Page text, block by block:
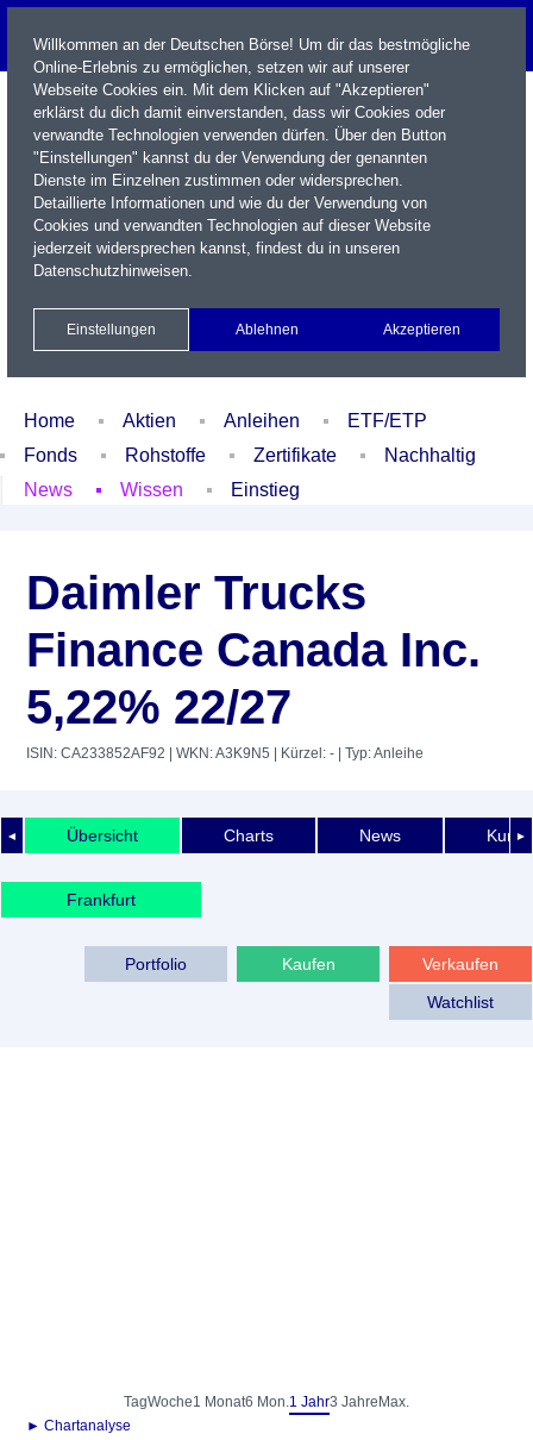
Name / WKN / ISIN / Kürzel
Xetra Realtime
Watchlist Portfolio Login
Home Aktien Anleihen
ETF/ETP
Fonds
Rohstoffe Zertifikate
Nachhaltig
News
Wissen Einstieg
Daimler Trucks
Finance Canada Inc.
5,22% 22/27
ISIN: CA233852AF92 | WKN: A3K9N5 | Kürzel: - | Typ: Anleihe
◄ ►
Übersicht Charts News
Frankfurt
Verkaufen
Kaufen
Portfolio
Watchlist
TagWoche1 Monat6 Mon.1 Jahr3 Jahre Max.
► Chartanalyse
Willkommen an der Deutschen Börse! Um dir das bestmögliche
Online-Erlebnis zu ermöglichen, setzen wir auf unserer
Webseite Cookies ein. Mit dem Klicken auf "Akzeptieren"
erklärst du dich damit einverstanden, dass wir Cookies oder
verwandte Technologien verwenden dürfen. Über den Button
"Einstellungen" kannst du der Verwendung der genannten
Dienste im Einzelnen zustimmen oder widersprechen.
Detaillierte Informationen und wie du der Verwendung von
Cookies und verwandten Technologien auf dieser Website
jederzeit widersprechen kannst, findest du in unseren
Datenschutzhinweisen.
Einstellungen Ablehnen Akzeptieren